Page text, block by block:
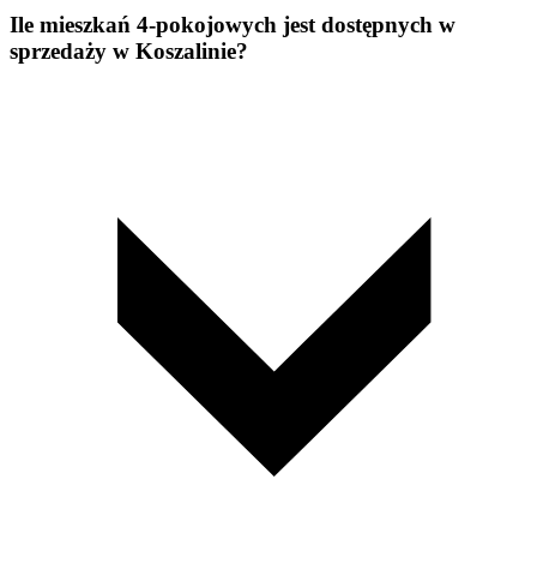
Ile mieszkań 4-pokojowych jest dostępnych w
sprzedaży w Koszalinie?